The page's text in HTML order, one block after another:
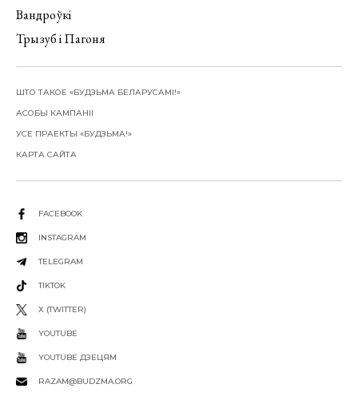
Вандроўкі
Трызуб і Пагоня
ШТО ТАКОЕ «БУДЗЬМА БЕЛАРУСАМІ!»
АСОБЫ КАМПАНІІ
УСЕ ПРАЕКТЫ «БУДЗЬМА!»
КАРТА САЙТА
FACEBOOK
INSTAGRAM
TELEGRAM
TIKTOK
X (TWITTER)
YOUTUBE
YOUTUBE ДЗЕЦЯМ
RAZAM@BUDZMA.ORG